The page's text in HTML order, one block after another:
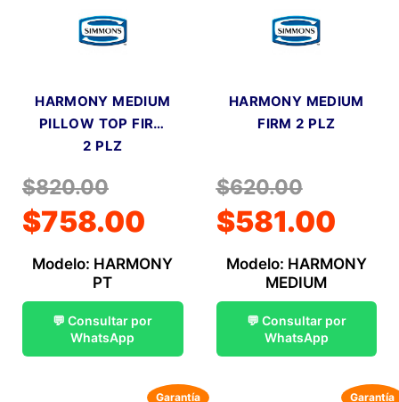
HARMONY MEDIUM
PILLOW TOP FIRM
2 PLZ
$820.00
$758.00
Modelo: HARMONY
PT
💬 Consultar por
WhatsApp
HARMONY MEDIUM
FIRM 2 PLZ
$620.00
$581.00
Modelo: HARMONY
MEDIUM
💬 Consultar por
WhatsApp